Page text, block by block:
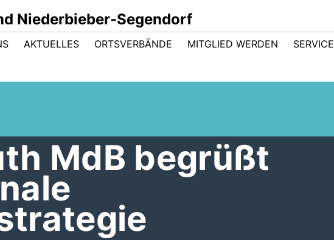
Niederbieber-Segendorf
AKTUELLES ORTSVERBÄNDE MITGLIED WERDEN SERVICE
MdB begrüßt